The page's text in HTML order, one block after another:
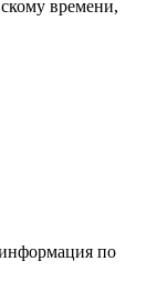
времени,
по